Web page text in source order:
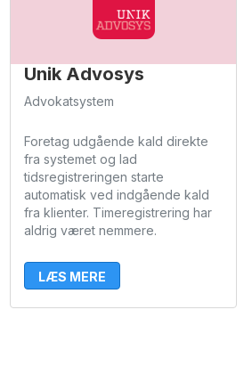
Unik Advosys
Advokatsystem
Foretag udgående kald direkte
fra systemet og lad
tidsregistreringen starte
automatisk ved indgående kald
fra klienter. Timeregistrering har
aldrig været nemmere.
LÆS MERE